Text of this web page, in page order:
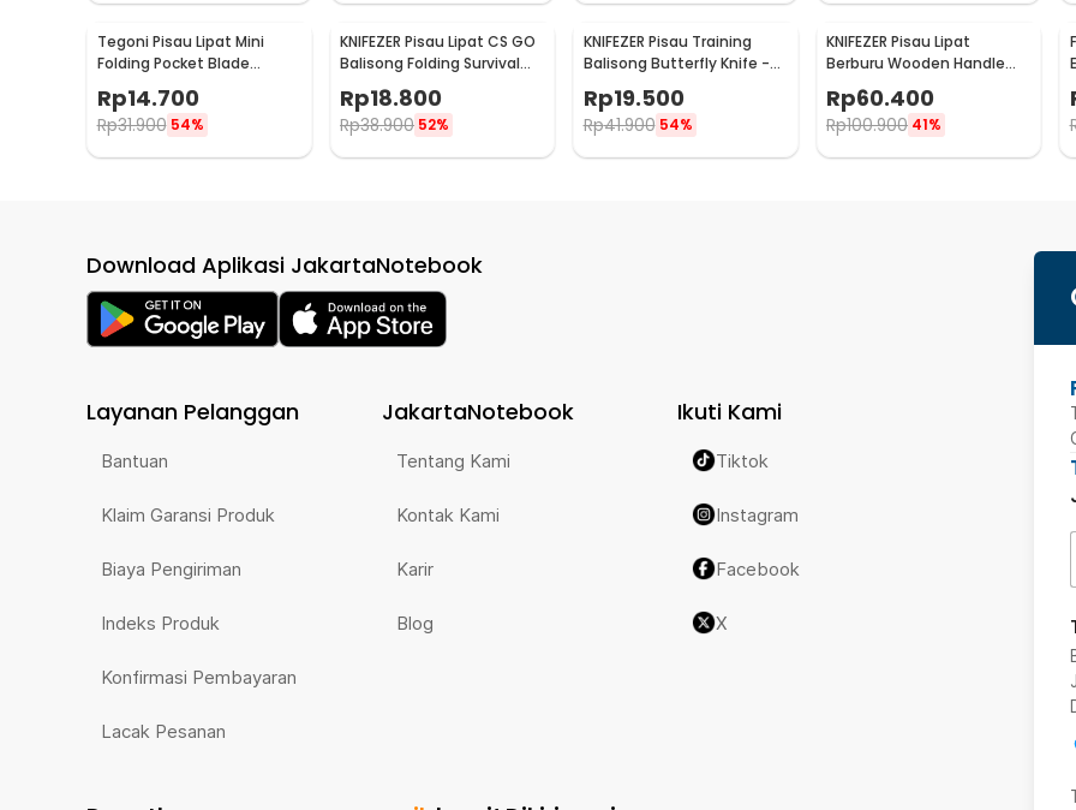
Tegoni Pisau Lipat Mini
Folding Pocket Blade
EO02732
Rp14.700
Rp31.900 54%
KNIFEZER Pisau Lipat CS GO
Balisong Folding Survival
Outdoor Knife - C3
Rp18.800
Rp38.900 52%
KNIFEZER Pisau Training
Balisong Butterfly Knife -
Rp19.500
Rp41.900 54%
KNIFEZER Pisau Lipat
Berburu Wooden Handle
Outdoor Survival Knife -
CBF64
Rp60.400
Rp100.900 41%
Download Aplikasi JakartaNotebook
Layanan Pelanggan
Bantuan
Klaim Garansi Produk
Biaya Pengiriman
Indeks Produk
Konfirmasi Pembayaran
Lacak Pesanan
JakartaNotebook
Tentang Kami
Kontak Kami
Karir
Blog
Ikuti Kami
Tiktok
Instagram
Facebook
X